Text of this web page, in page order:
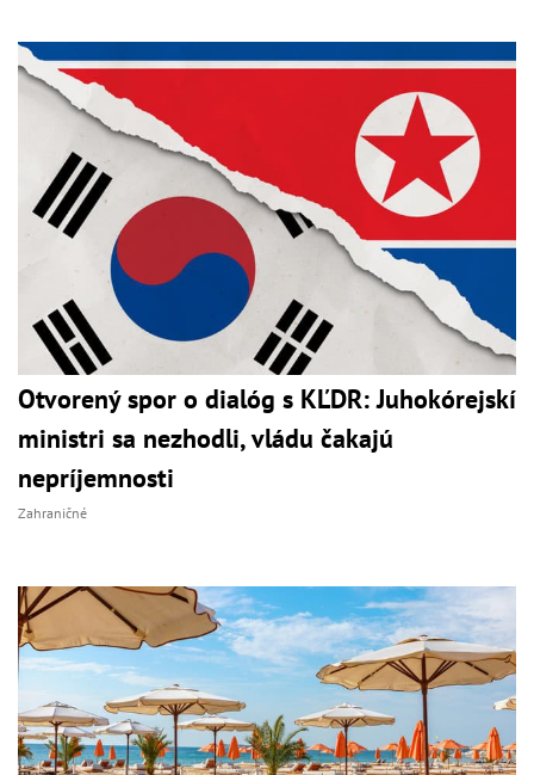
Otvorený spor o dialóg s KĽDR: Juhokórejskí
ministri sa nezhodli, vládu čakajú
nepríjemnosti
Zahraničné